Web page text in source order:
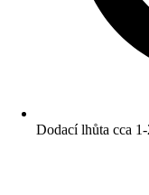
Dodací lhůta cca